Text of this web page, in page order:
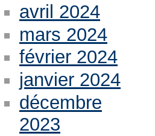
avril 2024
mars 2024
février 2024
janvier 2024
décembre
2023